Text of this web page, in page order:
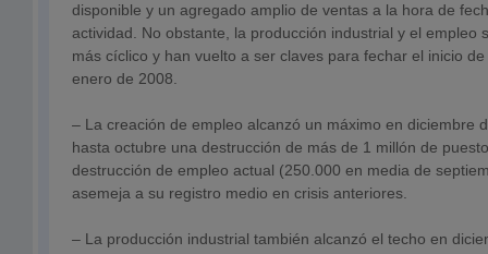
disponible y un agregado amplio de ventas a la hora de
actividad. No obstante, la producción industrial y el empleo
más cíclico y han vuelto a ser claves para fechar el inicio
enero de 2008.
– La creación de empleo alcanzó un máximo en diciembre
hasta octubre una destrucción de más de 1 millón de
destrucción de empleo actual (250.000 en media de
asemeja a su registro medio en crisis anteriores.
– La producción industrial también alcanzó el techo en